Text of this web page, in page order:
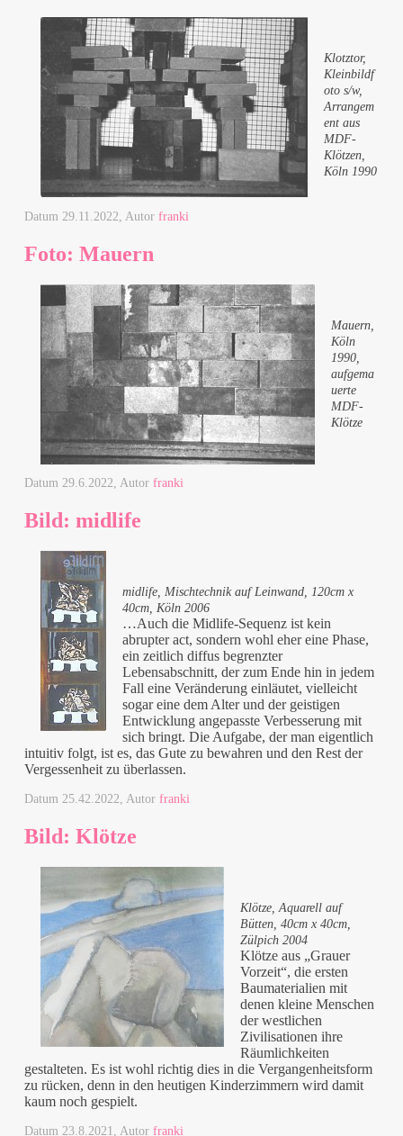
Klotztor,
Kleinbildf
oto s/w,
Arrangem
ent aus
MDF-
Klötzen,
Köln 1990
Datum 29.11.2022 , Autorfranki
Foto: Mauern
Mauern,
Köln
1990,
aufgema
uerte
MDF-
Klötze
Datum29.6.2022, Autorfranki
Bild: midlife
midlife, Mischtechnik auf Leinwand, 120cm x
40cm, Köln 2006
…Auch die Midlife-Sequenz ist kein
abrupter act, sondern wohl eher eine Phase,
ein zeitlich diffus begrenzter
Lebensabschnitt, der zum Ende hin in jedem
Fall eine Veränderung einläutet, vielleicht
sogar eine dem Alter und der geistigen
Entwicklung angepasste Verbesserung mit
sich bringt. Die Aufgabe, der man eigentlich
intuitiv folgt, ist es, das Gute zu bewahren und den Rest der
Vergessenheit zu überlassen.
Datum25.42.2022, Autorfranki
Bild: Klötze
Klötze, Aquarell auf
Bütten, 40cm x 40cm,
Zülpich 2004
Klötze aus „Grauer
Vorzeit“, die ersten
Baumaterialien mit
denen kleine Menschen
der westlichen
Zivilisationen ihre
Räumlichkeiten
gestalteten. Es ist wohl richtig dies in die Vergangenheitsform
zu rücken, denn in den heutigen Kinderzimmern wird damit
kaum noch gespielt.
Datum23.8.2021, Autorfranki